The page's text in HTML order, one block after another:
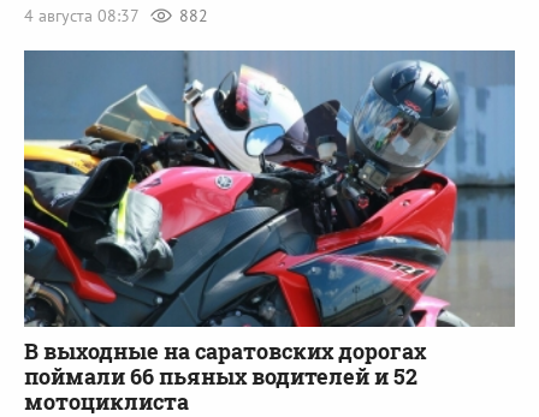
4 августа 08:37
882
В выходные на саратовских дорогах
поймали 66 пьяных водителей и 52
мотоциклиста